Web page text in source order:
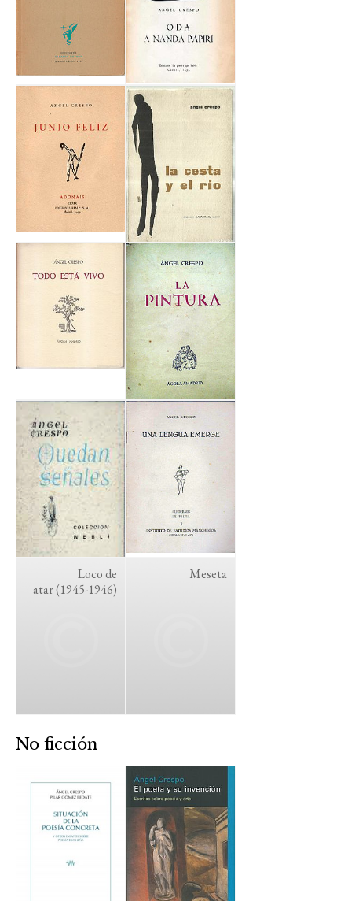
Loco de
atar (1945-1946)
Meseta
No ficción